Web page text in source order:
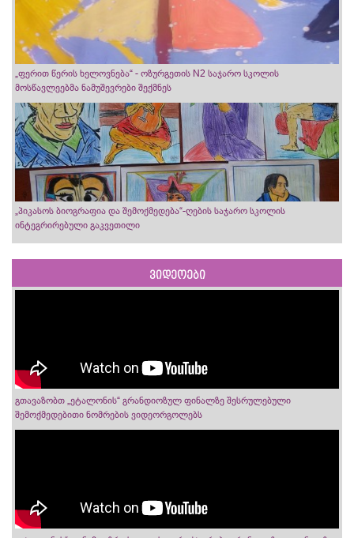
„ფერით წერის ხელოვნება“ - ოზურგეთის N2 საჯარო სკოლის
მოსწავლეებმა ნამუშევრები შექმნეს
„პიკასოს ბიოგრაფია და შემოქმედება“-ღების საჯარო სკოლის
ინტეგრირებული გაკვეთილი
ვიდეოები
გთავაზობთ „ეტალონის“ გრანდიოზულ ფინალზე შესრულებული
შემოქმედებითი ნომრების ვიდეორგოლებს